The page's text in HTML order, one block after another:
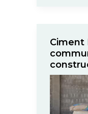
Ciment